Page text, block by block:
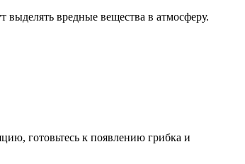
выделять вредные вещества в атмосферу.
готовьтесь к появлению грибка и